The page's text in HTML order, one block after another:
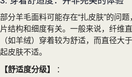
部分羊毛面料可能存在“扎皮肤”的问
片结构和细度有关。一般来说，纤维
（如羊绒）穿着较为舒适，而直径大
起皮肤不适。
【舒适度分级】 ：